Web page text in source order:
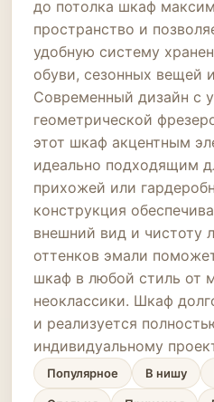
до потолка шкаф
пространство и
удобную систему
обуви, сезонных вещей
Современный дизайн с
геометрической
этот шкаф акцентным
идеально подходящим
прихожей или
конструкция
внешний вид и чистоту
оттенков эмали
шкаф в любой стиль от
неоклассики. Шкаф
и реализуется
индивидуальному
Популярное В нишу